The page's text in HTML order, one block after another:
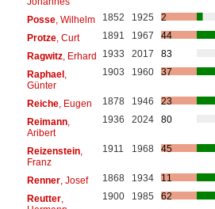
Posse, Wilhelm 1852 1925
2
Protze, Curt 1891 1967
44
Ragwitz, Erhard 1933 2017
83
Raphael,
Günter
1903 1960 37
Reiche, Eugen 1878 1946
23
Reimann,
Aribert
1936 2024 80
Reizenstein,
Franz
1911 1968 45
Renner, Josef 1868 1934
11
Reutter,
1900 1985 62